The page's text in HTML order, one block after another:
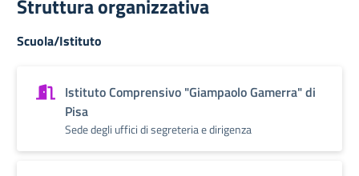
Struttura organizzativa
Scuola/Istituto
Istituto Comprensivo "Giampaolo Gamerra" di
Pisa
Sede degli uffici di segreteria e dirigenza